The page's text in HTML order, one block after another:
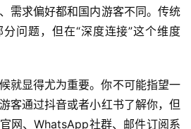
需求偏好都和国内游客不同。传统
问题，但在“深度连接”这个维度
就显得尤为重要。你不可能指望一
客通过抖音或者小红书了解你，但
网、WhatsApp社群、邮件订阅系